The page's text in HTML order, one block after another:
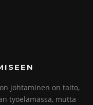
johtaminen on taito,
työelämässä, mutta